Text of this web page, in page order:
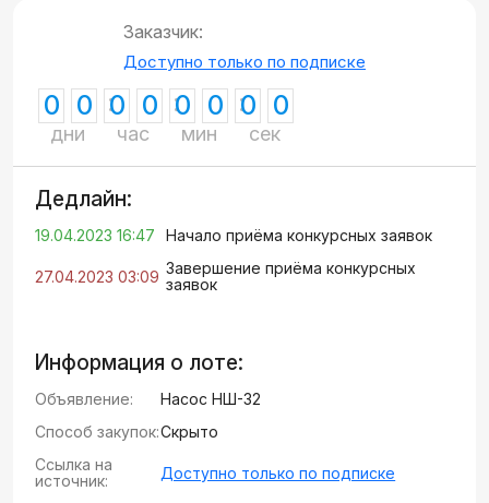
Заказчик:
Доступно только по подписке
0 0
дни
0 0
час
0 0
мин
0 0
сек
Дедлайн:
19.04.2023 16:47 Начало приёма конкурсных заявок
27.04.2023 03:09 Завершение приёма конкурсных
заявок
Информация о лоте:
Объявление:
Насос НШ-32
Способ закупок:Скрыто
Ссылка на
источник:
Доступно только по подписке